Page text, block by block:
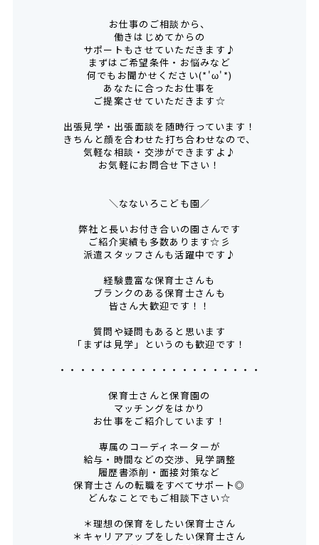
お仕事のご相談から、
働きはじめてからの
サポートもさせていただきます♪
まずはご希望条件・お悩みなど
何でもお聞かせください(*'ω'*)
あなたに合ったお仕事を
ご提案させていただきます☆
出張見学・出張面談を随時行っています！
きちんと顔を合わせた打ち合わせなので、
気軽な相談・交渉ができますよ♪
お気軽にお問合せ下さい！
＼なないろこども園／
弊社と長いお付き合いの園さんです
ご紹介実績も多数あります☆彡
派遣スタッフさんも活躍中です♪
経験豊富な保育士さんも
ブランクのある保育士さんも
皆さん大歓迎です！！
質問や疑問もあると思います
「まずは見学」というのも歓迎です！
・・・・・・・・・・・・・・・・・・・・
保育士さんと保育園の
マッチングをはかり
お仕事をご紹介しています！
専属のコーディネーターが
給与・時間などの交渉、見学調整
履歴書添削・面接対策など
保育士さんの転職をすべてサポート◎
どんなことでもご相談下さい☆
＊理想の保育をしたい保育士さん
＊キャリアアップをしたい保育士さん